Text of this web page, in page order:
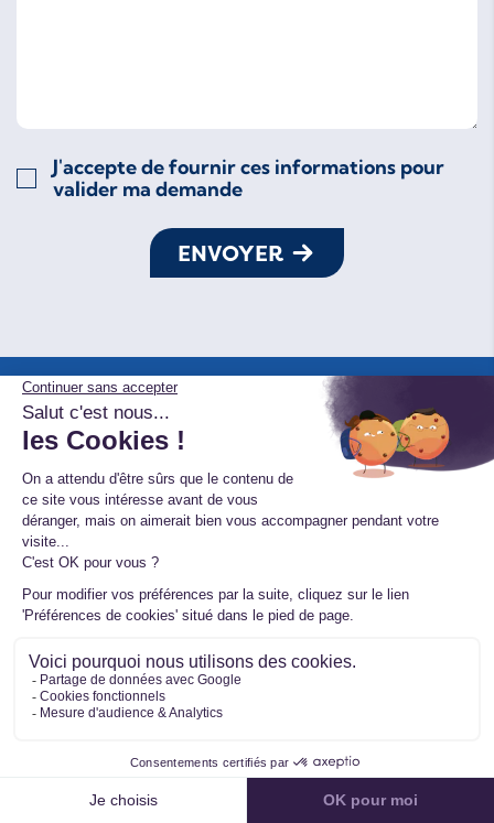
J'accepte de fournir ces informations pour
valider ma demande
ENVOYER
Suivez-nous sur les réseaux
Suivez nos actualités
S'INSCRIRE